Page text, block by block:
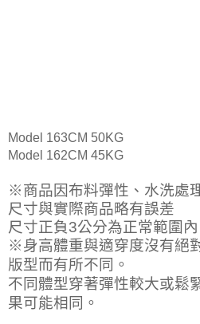
Model 163CM 50KG
Model 162CM 45KG
※商品因布料彈性、水洗處
尺寸與實際商品略有誤差
尺寸正負3公分為正常範圍
※身高體重與適穿度沒有絕
版型而有所不同。
不同體型穿著彈性較大或鬆
果可能相同。